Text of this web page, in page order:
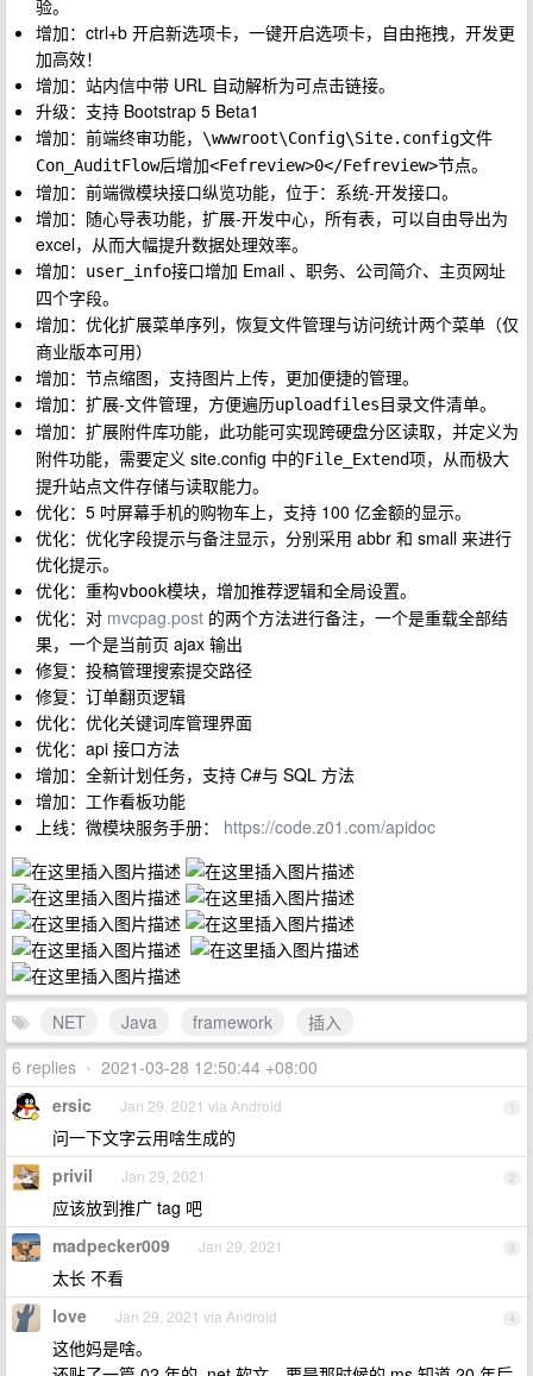
验。
增加：ctrl+b 开启新选项卡，一键开启选项卡，自由拖拽，开发更
加高效！
增加：站内信中带 URL 自动解析为可点击链接。
升级：支持 Bootstrap 5 Beta1
增加：前端终审功能， \wwwroot\Config\Site.config文件
Con_AuditFlow后增加<Fefreview>0</Fefreview>节点。
增加：前端微模块接口纵览功能，位于：系统-开发接口。
增加：随心导表功能，扩展-开发中心，所有表，可以自由导出为
excel，从而大幅提升数据处理效率。
增加：
user_info接口增加 Email 、职务、公司简介、主页网址
四个字段。
增加：优化扩展菜单序列，恢复文件管理与访问统计两个菜单（仅
商业版本可用）
增加：节点缩图，支持图片上传，更加便捷的管理。
增加：扩展-文件管理，方便遍历uploadfiles目录文件清单。
增加： 扩展附件库功能，此功能可实现跨硬盘分区读取，并定义为
附件功能，需要定义 site.config 中的File_Extend项，从而极大
提升站点文件存储与读取能力。
优化：5 吋屏幕手机的购物车上，支持 100 亿金额的显示。
优化：优化字段提示与备注显示，分别采用 abbr 和 small 来进行
优化提示。
优化：重构vbook模块，增加推荐逻辑和全局设置。
优化：对 mvcpag.post 的两个方法进行备注，一个是重载全部结
果，一个是当前页 ajax 输出
修复：投稿管理搜索提交路径
修复：订单翻页逻辑
优化：优化关键词库管理界面
优化：api 接口方法
增加：全新计划任务，支持 C#与 SQL 方法
增加：工作看板功能
上线：微模块服务手册： https://code.z01.com/apidoc
NET Java framework
插入
6 replies•2021-03-28 12:50:44 +08:00
ersic Jan 29, 2021 via Android
问一下文字云用啥生成的
privil Jan 29, 2021
应该放到推广 tag 吧
madpecker009
太长 不看
love Jan 29, 2021 via Android